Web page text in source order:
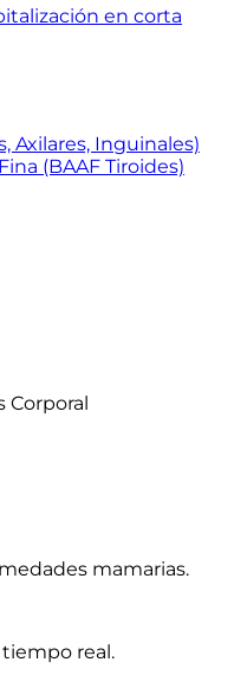
en corta
Axilares, Inguinales)
(BAAF Tiroides)
Corporal
mamarias.
real.